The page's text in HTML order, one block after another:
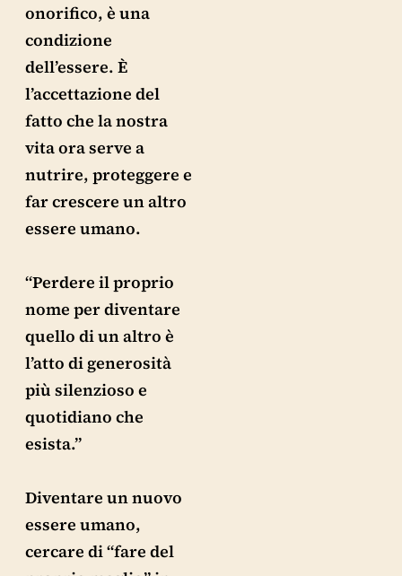
onorifico, è una
condizione
dell’essere. È
l’accettazione del
fatto che la nostra
vita ora serve a
nutrire, proteggere e
far crescere un altro
essere umano.
“Perdere il proprio
nome per diventare
quello di un altro è
l’atto di generosità
più silenzioso e
quotidiano che
esista.”
Diventare un nuovo
essere umano,
cercare di “fare del